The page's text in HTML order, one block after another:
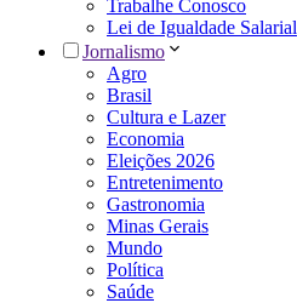
Trabalhe Conosco
Lei de Igualdade Salarial
Jornalismo
Agro
Brasil
Cultura e Lazer
Economia
Eleições 2026
Entretenimento
Gastronomia
Minas Gerais
Mundo
Política
Saúde